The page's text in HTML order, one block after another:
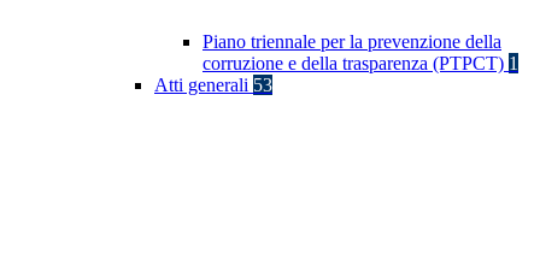
Piano triennale per la prevenzione della
corruzione e della trasparenza (PTPCT) 1
Atti generali 53